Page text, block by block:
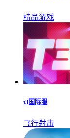
精品游戏
t3国际服
飞行射击